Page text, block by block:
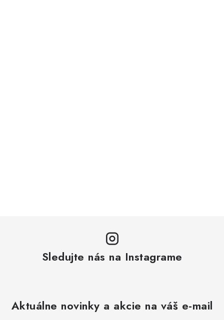
Sledujte nás na Instagrame
Aktuálne novinky a akcie na váš e-mail